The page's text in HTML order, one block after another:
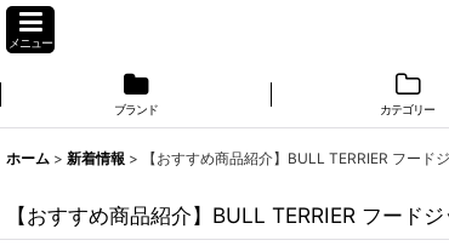
メニュー
ブランド カテゴリー
ホーム > 新着情報 > 【おすすめ商品紹介】BULL TERRIER フード
【おすすめ商品紹介】BULL TERRIER フード